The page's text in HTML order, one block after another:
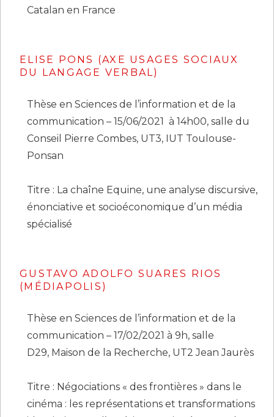
Catalan en France
ELISE PONS (AXE USAGES SOCIAUX
DU LANGAGE VERBAL)
Thèse en Sciences de l’information et de la
communication – 15/06/2021 à 14h00, salle du
Conseil Pierre Combes, UT3, IUT Toulouse-
Ponsan
Titre : La chaîne Equine, une analyse discursive,
énonciative et socioéconomique d’un média
spécialisé
GUSTAVO ADOLFO SUARES RIOS
(MÉDIAPOLIS)
Thèse en Sciences de l’information et de la
communication – 17/02/2021 à 9h, salle
D29, Maison de la Recherche, UT2 Jean Jaurès
Titre : Négociations « des frontières » dans le
cinéma : les représentations et transformations